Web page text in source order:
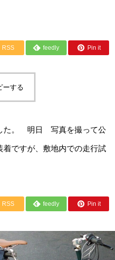
RSS feedly Pin it
ーする
た。 明日 写真を撮って公
ですが、敷地内での走行試
RSS feedly Pin it